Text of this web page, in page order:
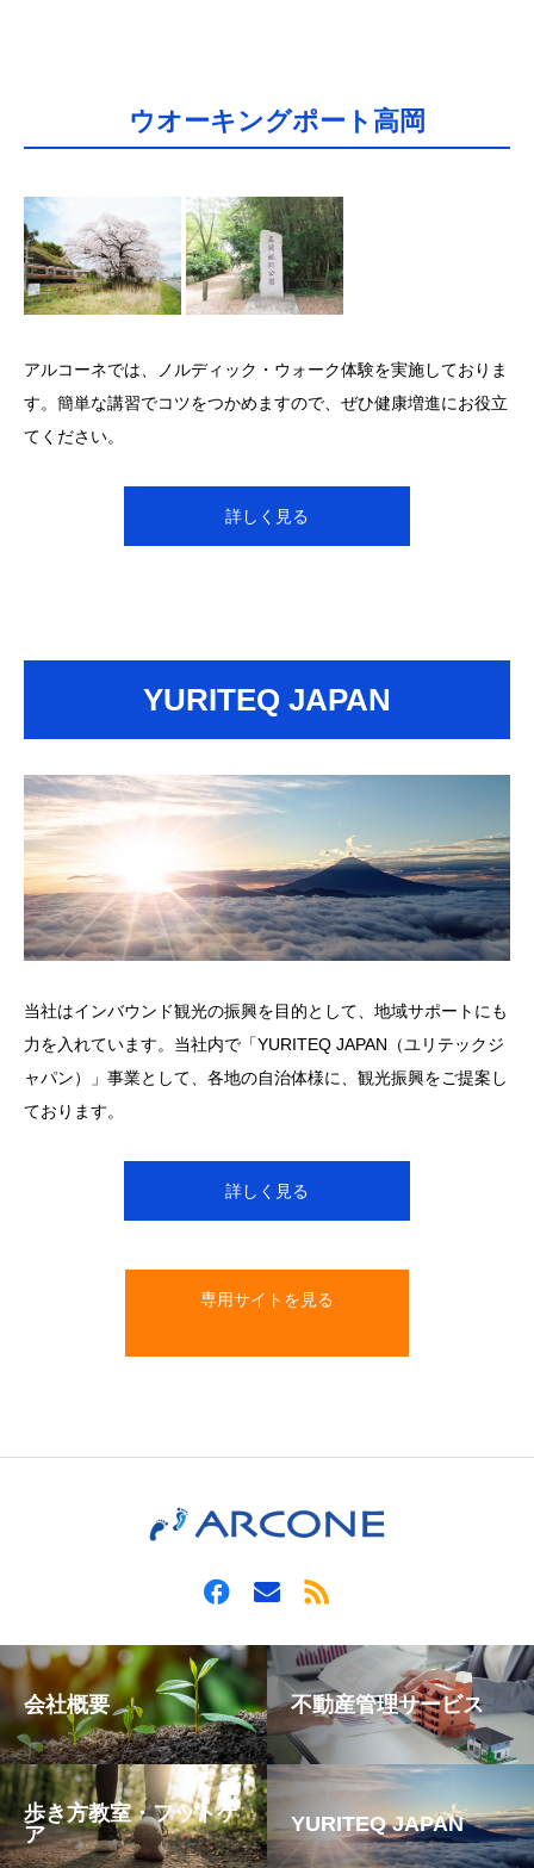
ウオーキングポート高岡
アルコーネでは、ノルディック・ウォーク体験を実施しておりま
す。簡単な講習でコツをつかめますので、ぜひ健康増進にお役立
てください。
詳しく見る
YURITEQ JAPAN
当社はインバウンド観光の振興を目的として、地域サポートにも
力を入れています。当社内で「YURITEQ JAPAN（ユリテックジ
ャパン）」事業として、各地の自治体様に、観光振興をご提案し
ております。
詳しく見る
専用サイトを見る
会社概要 不動産管理サービス
歩き方教室・フットケ
ア
YURITEQ JAPAN